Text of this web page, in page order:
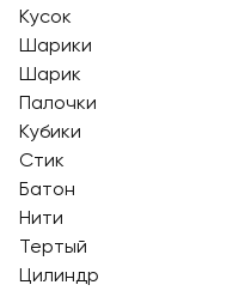
Кусок
Шарики
Шарик
Палочки
Кубики
Стик
Батон
Нити
Тертый
Цилиндр